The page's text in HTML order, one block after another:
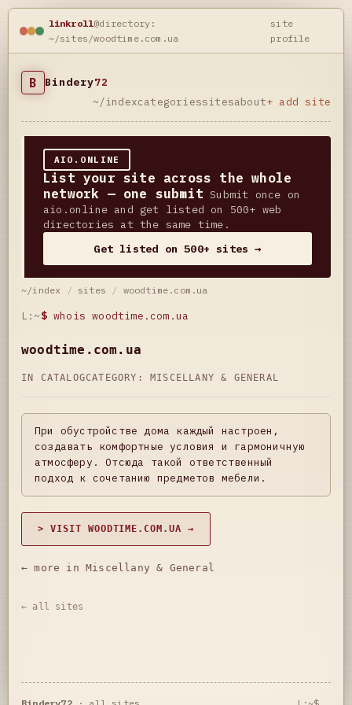
linkroll@directory:
~/sites/woodtime.com.ua
site
profile
B Bindery72
~/indexcategoriessitesabout+ add site
AIO.ONLINE
List your site across the whole
network — one submit Submit once on
aio.online and get listed on 500+ web
directories at the same time.
Get listed on 500+ sites →
~/index / sites / woodtime.com.ua
L:~$ whois woodtime.com.ua
woodtime.com.ua
IN CATALOGCATEGORY: MISCELLANY & GENERAL
При обустройстве дома каждый настроен,
создавать комфортные условия и гармоничную
атмосферу. Отсюда такой ответственный
подход к сочетанию предметов мебели.
> VISIT WOODTIME.COM.UA →
← more in Miscellany & General
← all sites